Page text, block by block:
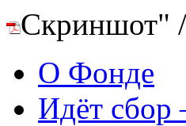
Скриншот"
О Фонде
Идёт